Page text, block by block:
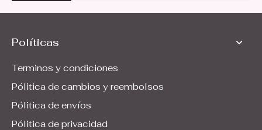
Políticas
Terminos y condiciones
Pólitica de cambios y reembolsos
Pólitica de envíos
Pólitica de privacidad